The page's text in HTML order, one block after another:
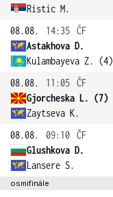
Ristic M.
08.08.
14:35 ČF
Astakhova D.
Kulambayeva Z. (4)
08.08.
11:05 ČF
Gjorcheska L. (7)
Zaytseva K.
08.08.
09:10 ČF
Glushkova D.
Lansere S.
osmifinále